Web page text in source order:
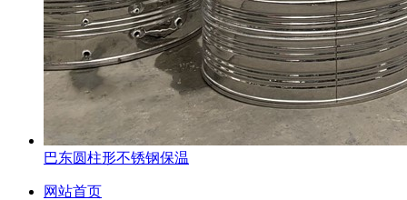
巴东圆柱形不锈钢保温
网站首页